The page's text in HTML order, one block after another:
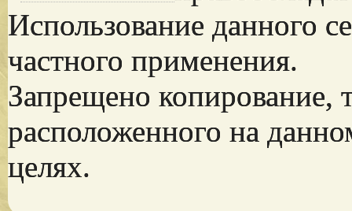
Использование данного
частного применения.
Запрещено копирование,
расположенного на
целях.